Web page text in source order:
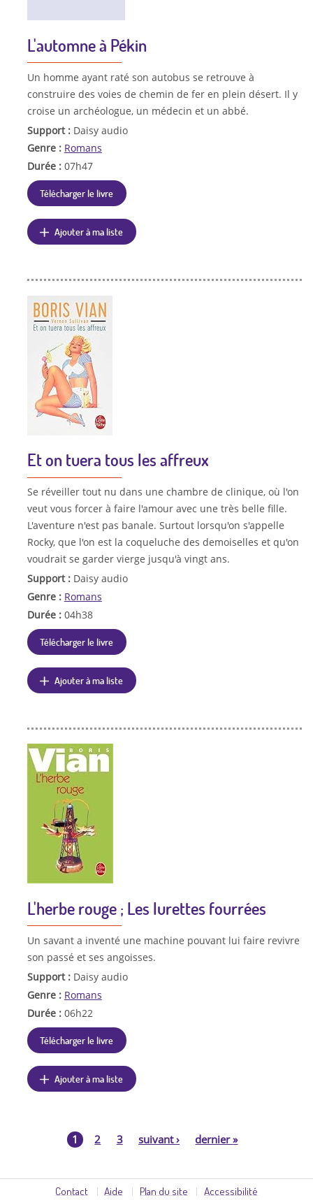
L'automne à Pékin
Un homme ayant raté son autobus se retrouve à
construire des voies de chemin de fer en plein désert. Il y
croise un archéologue, un médecin et un abbé.
Support : Daisy audio
Genre : Romans
Durée : 07h47
Télécharger le livre
Ajouter à ma liste
Et on tuera tous les affreux
Se réveiller tout nu dans une chambre de clinique, où l'on
veut vous forcer à faire l'amour avec une très belle fille.
L'aventure n'est pas banale. Surtout lorsqu'on s'appelle
Rocky, que l'on est la coqueluche des demoiselles et qu'on
voudrait se garder vierge jusqu'à vingt ans.
Support : Daisy audio
Genre : Romans
Durée : 04h38
Télécharger le livre
Ajouter à ma liste
L'herbe rouge ; Les lurettes fourrées
Un savant a inventé une machine pouvant lui faire revivre
son passé et ses angoisses.
Support : Daisy audio
Genre : Romans
Durée : 06h22
Télécharger le livre
Ajouter à ma liste
1 2 3 suivant› dernier»
Contact Aide Plan du site Accessibilité